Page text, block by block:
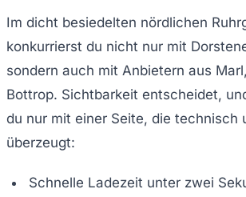
Im dicht besiedelten nördlichen
konkurrierst du nicht nur mit
sondern auch mit Anbietern aus
Bottrop. Sichtbarkeit entscheidet,
du nur mit einer Seite, die technisch
überzeugt:
Schnelle Ladezeit unter zwei